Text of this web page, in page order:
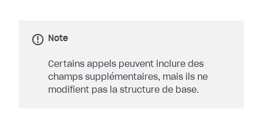
Note
Certains appels peuvent inclure des
champs supplémentaires, mais ils ne
modifient pas la structure de base.